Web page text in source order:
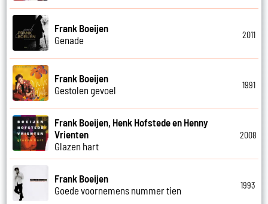
Frank Boeijen
Genade
2011
Frank Boeijen
Gestolen gevoel
1991
Frank Boeijen, Henk Hofstede en Henny
Vrienten
Glazen hart
2008
Frank Boeijen
Goede voornemens nummer tien
1993